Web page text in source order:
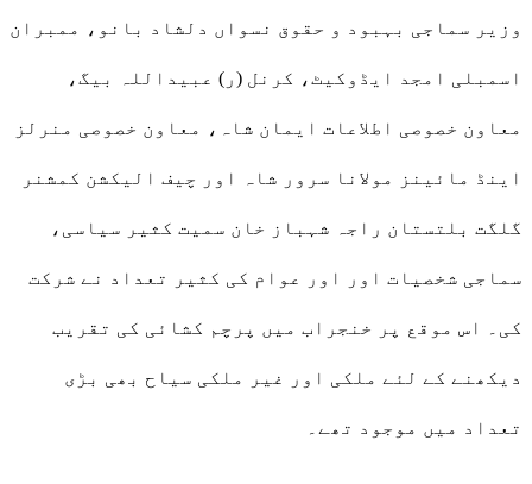
وزیر سماجی بہبود و حقوق نسواں دلشاد بانو، ممبران
اسمبلی امجد ایڈوکیٹ، کرنل (ر) عبیداللہ بیگ،
معاون خصوصی اطلاعات ایمان شاہ، معاون خصوصی منرلز
اینڈ مائینز مولانا سرور شاہ اور چیف الیکشن کمشنر
گلگت بلتستان راجہ شہباز خان سمیت کثیر سیاسی،
سماجی شخصیات اور اور عوام کی کثیر تعداد نے شرکت
کی۔ اس موقع پر خنجراب میں پرچم کشائی کی تقریب
دیکھنے کے لئے ملکی اور غیر ملکی سیاح بھی بڑی
تعداد میں موجود تھے۔